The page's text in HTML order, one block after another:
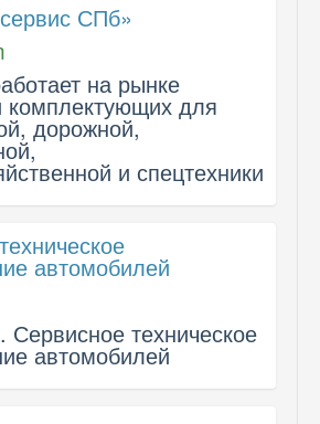
СПб»
на рынке
комплектующих для
дорожной,
и спецтехники
автомобилей
техническое
автомобилей